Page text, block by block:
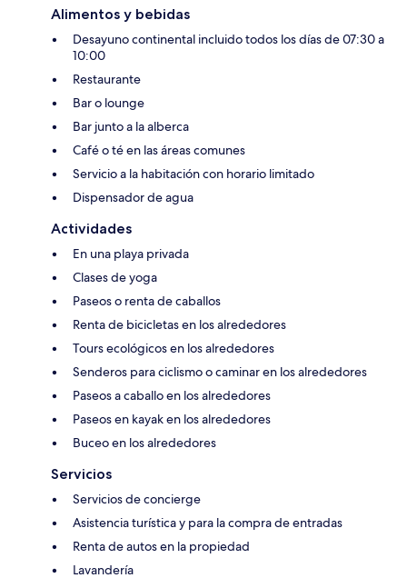
Alimentos y bebidas
Desayuno continental incluido todos los días de 07:30 a
10:00
Restaurante
Bar o lounge
Bar junto a la alberca
Café o té en las áreas comunes
Servicio a la habitación con horario limitado
Dispensador de agua
Actividades
En una playa privada
Clases de yoga
Paseos o renta de caballos
Renta de bicicletas en los alrededores
Tours ecológicos en los alrededores
Senderos para ciclismo o caminar en los alrededores
Paseos a caballo en los alrededores
Paseos en kayak en los alrededores
Buceo en los alrededores
Servicios
Servicios de concierge
Asistencia turística y para la compra de entradas
Renta de autos en la propiedad
Lavandería